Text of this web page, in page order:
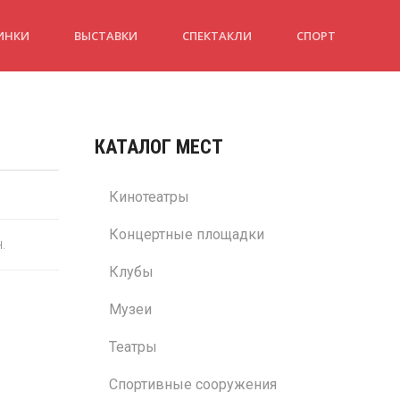
ВЫСТАВКИ СПЕКТАКЛИ СПОРТ
КАТАЛОГ МЕСТ
Кинотеатры
Концертные площадки
Клубы
Музеи
Театры
Спортивные сооружения